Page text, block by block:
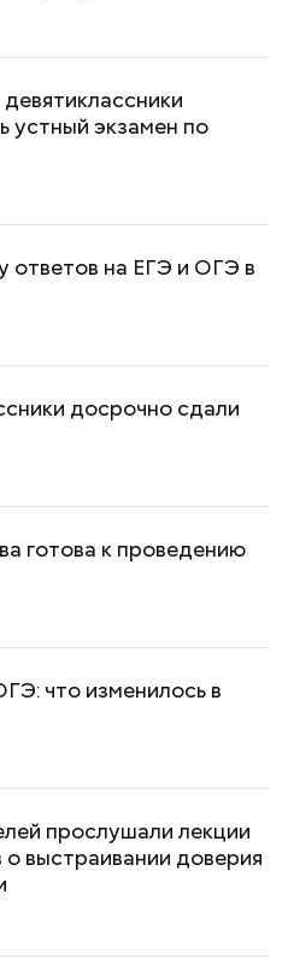
устный экзамен по
ответов на ЕГЭ и ОГЭ в
досрочно сдали
готова к проведению
что изменилось в
прослушали лекции
выстраивании доверия